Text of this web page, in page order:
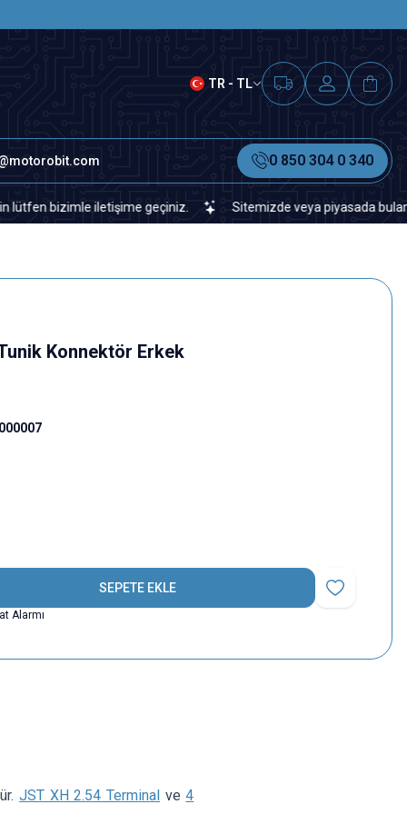
TR - TL
0 850 304 0 340
bizimle iletişime geçiniz. Sitemizde veya piyasada
Konnektör Erkek
SEPETE EKLE
Favoriye Ekle
Alarmı
JST XH 2.54 Terminal ve4